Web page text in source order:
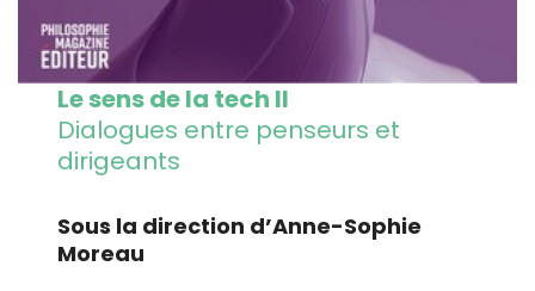
Le sens de la tech II
Dialogues entre penseurs et
dirigeants
Sous la direction d’Anne-Sophie
Moreau